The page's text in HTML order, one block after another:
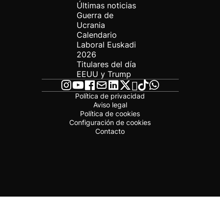
Últimas noticias
Guerra de
Ucrania
Calendario
Laboral Euskadi
2026
Titulares del día
EEUU y Trump
Política de privacidad
Aviso legal
Política de cookies
Configuración de cookies
Contacto